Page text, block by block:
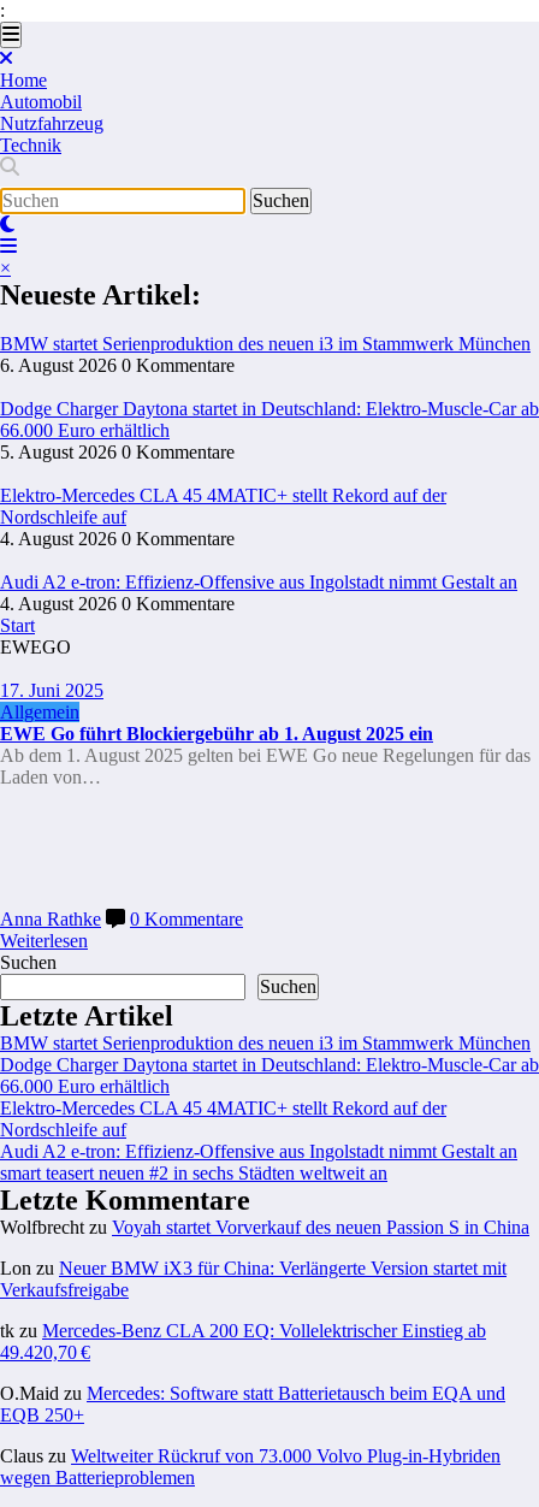
:
Zum
Inhalt
springen
Home
Automobil
Nutzfahrzeug
Technik
×
Neueste Artikel:
BMW startet Serienproduktion des neuen i3 im Stammwerk München
6. August 2026 0 Kommentare
Dodge Charger Daytona startet in Deutschland: Elektro-Muscle-Car ab
66.000 Euro erhältlich
5. August 2026 0 Kommentare
Elektro-Mercedes CLA 45 4MATIC+ stellt Rekord auf der
Nordschleife auf
4. August 2026 0 Kommentare
Audi A2 e-tron: Effizienz-Offensive aus Ingolstadt nimmt Gestalt an
4. August 2026 0 Kommentare
Start
EWEGO
17. Juni 2025
Allgemein
EWE Go führt Blockiergebühr ab 1. August 2025 ein
Ab dem 1. August 2025 gelten bei EWE Go neue Regelungen für das
Laden von…
Anna Rathke
0 Kommentare
Weiterlesen
Suchen
Suchen
Letzte Artikel
BMW startet Serienproduktion des neuen i3 im Stammwerk München
Dodge Charger Daytona startet in Deutschland: Elektro-Muscle-Car ab
66.000 Euro erhältlich
Elektro-Mercedes CLA 45 4MATIC+ stellt Rekord auf der
Nordschleife auf
Audi A2 e-tron: Effizienz-Offensive aus Ingolstadt nimmt Gestalt an
smart teasert neuen #2 in sechs Städten weltweit an
Letzte Kommentare
Wolfbrecht zu Voyah startet Vorverkauf des neuen Passion S in China
Lon zu Neuer BMW iX3 für China: Verlängerte Version startet mit
Verkaufsfreigabe
tk zu Mercedes-Benz CLA 200 EQ: Vollelektrischer Einstieg ab
49.420,70 €
O.Maid zu Mercedes: Software statt Batterietausch beim EQA und
EQB 250+
Claus zu Weltweiter Rückruf von 73.000 Volvo Plug-in-Hybriden
wegen Batterieproblemen